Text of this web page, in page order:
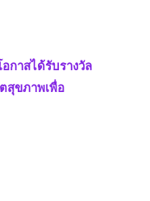
กาสได้รับรางวัล
สุขภาพเพื่อ